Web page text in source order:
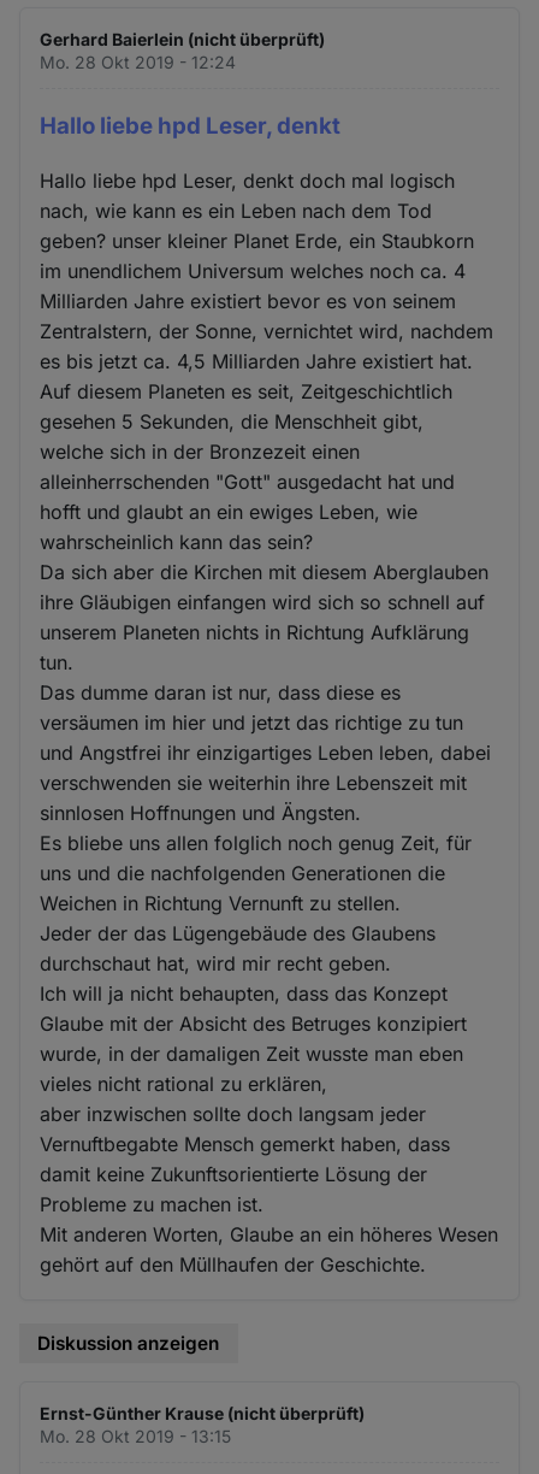
Gerhard Baierlein (nicht überprüft)
Mo. 28 Okt 2019 - 12:24
Hallo liebe hpd Leser, denkt
Hallo liebe hpd Leser, denkt doch mal logisch
nach, wie kann es ein Leben nach dem Tod
geben? unser kleiner Planet Erde, ein Staubkorn
im unendlichem Universum welches noch ca. 4
Milliarden Jahre existiert bevor es von seinem
Zentralstern, der Sonne, vernichtet wird, nachdem
es bis jetzt ca. 4,5 Milliarden Jahre existiert hat.
Auf diesem Planeten es seit, Zeitgeschichtlich
gesehen 5 Sekunden, die Menschheit gibt,
welche sich in der Bronzezeit einen
alleinherrschenden "Gott" ausgedacht hat und
hofft und glaubt an ein ewiges Leben, wie
wahrscheinlich kann das sein?
Da sich aber die Kirchen mit diesem Aberglauben
ihre Gläubigen einfangen wird sich so schnell auf
unserem Planeten nichts in Richtung Aufklärung
tun.
Das dumme daran ist nur, dass diese es
versäumen im hier und jetzt das richtige zu tun
und Angstfrei ihr einzigartiges Leben leben, dabei
verschwenden sie weiterhin ihre Lebenszeit mit
sinnlosen Hoffnungen und Ängsten.
Es bliebe uns allen folglich noch genug Zeit, für
uns und die nachfolgenden Generationen die
Weichen in Richtung Vernunft zu stellen.
Jeder der das Lügengebäude des Glaubens
durchschaut hat, wird mir recht geben.
Ich will ja nicht behaupten, dass das Konzept
Glaube mit der Absicht des Betruges konzipiert
wurde, in der damaligen Zeit wusste man eben
vieles nicht rational zu erklären,
aber inzwischen sollte doch langsam jeder
Vernuftbegabte Mensch gemerkt haben, dass
damit keine Zukunftsorientierte Lösung der
Probleme zu machen ist.
Mit anderen Worten, Glaube an ein höheres Wesen
gehört auf den Müllhaufen der Geschichte.
Diskussion anzeigen
Ernst-Günther Krause (nicht überprüft)
Mo. 28 Okt 2019 - 13:15